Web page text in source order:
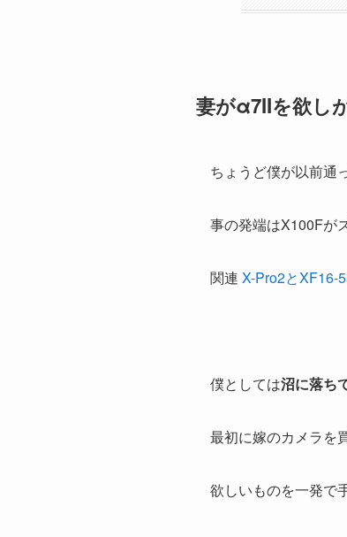
妻がα7IIを欲し
ちょうど僕が以前通
事の発端はX100Fが
関連 X-Pro2とXF16-
僕としては沼に落ち
最初に嫁のカメラを
欲しいものを一発で